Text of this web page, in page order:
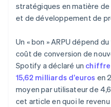
stratégiques en matière
et de développement de
Un « bon » ARPU dépend
coût de conversion de
Spotify a déclaré un chiffre
15,62 milliards d’euros en
moyen par utilisateur de
cet article en quoi le